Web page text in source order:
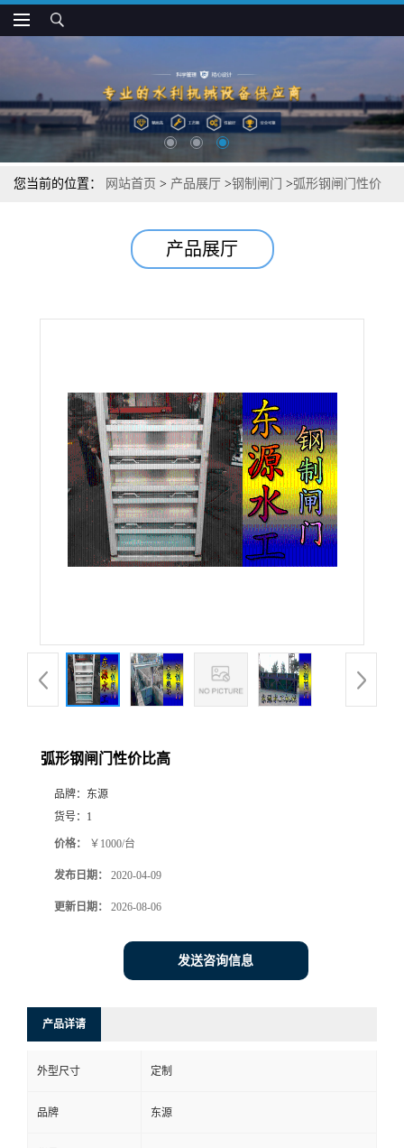
您当前的位置： 网站首页 > 产品展厅 >钢制闸门 >弧形钢闸门性价
产品展厅
弧形钢闸门性价比高
品牌： 东源
货号： 1
价格： ￥1000/台
发布日期： 2020-04-09
更新日期： 2026-08-06
发送咨询信息
产品详请
外型尺寸 定制
品牌 东源